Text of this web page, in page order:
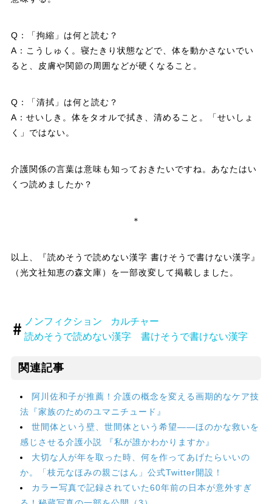
Q：「拘縮」は何と読む？
A：こうしゅく。寝たきり状態などで、体を動かさないでい
ると、皮膚や関節の周囲などが硬くなること。
Q：「清拭」は何と読む？
A：せいしき。体をタオルで拭き、清めること。「せいしょ
く」ではない。
介護関係の言葉は意味も知っておきたいですね。あなたはい
くつ読めましたか？
＊
以上、『読めそうで読めない漢字 書けそうで書けない漢字』
（光文社知恵の森文庫）を一部改変して掲載しました。
ノンフィクション
カルチャー
読めそうで読めない漢字 書けそうで書けない漢字
関連記事
阿川佐和子が推薦！介護の概念を変える画期的なケア技
法『家族のためのユマニチュード』
世間体という壁、世間体という希望――ほのかな救いを
感じさせる介護小説 『私が誰かわかりますか』
大切な人が年を取った時、何を作ってあげたらいいの
か。「枝元なほみの親ごはん」公式Twitter開設！
カラー写真で記録されていた60年前の日本が意外すぎ